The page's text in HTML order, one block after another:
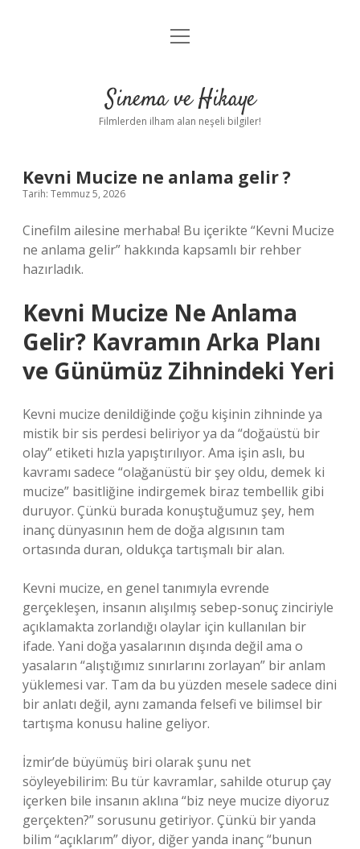
Gizlilik Politikası
Yasal Uyarı
menüyü
Sinema ve Hikaye
Filmlerden ilham alan neşeli bilgiler!
Kevni Mucize ne anlama gelir ?
Tarih: Temmuz 5, 2026
Cinefilm ailesine merhaba! Bu içerikte “Kevni Mucize
ne anlama gelir” hakkında kapsamlı bir rehber
hazırladık.
Kevni Mucize Ne Anlama
Gelir? Kavramın Arka Planı
ve Günümüz Zihnindeki Yeri
Kevni mucize denildiğinde çoğu kişinin zihninde ya
mistik bir sis perdesi beliriyor ya da “doğaüstü bir
olay” etiketi hızla yapıştırılıyor. Ama işin aslı, bu
kavramı sadece “olağanüstü bir şey oldu, demek ki
mucize” basitliğine indirgemek biraz tembellik gibi
duruyor. Çünkü burada konuştuğumuz şey, hem
inanç dünyasının hem de doğa algısının tam
ortasında duran, oldukça tartışmalı bir alan.
Kevni mucize, en genel tanımıyla evrende
gerçekleşen, insanın alışılmış sebep-sonuç zinciriyle
açıklamakta zorlandığı olaylar için kullanılan bir
ifade. Yani doğa yasalarının dışında değil ama o
yasaların “alıştığımız sınırlarını zorlayan” bir anlam
yüklemesi var. Tam da bu yüzden mesele sadece dini
bir anlatı değil, aynı zamanda felsefi ve bilimsel bir
tartışma konusu haline geliyor.
İzmir’de büyümüş biri olarak şunu net
söyleyebilirim: Bu tür kavramlar, sahilde oturup çay
içerken bile insanın aklına “biz neye mucize diyoruz
gerçekten?” sorusunu getiriyor. Çünkü bir yanda
bilim “açıklarım” diyor, diğer yanda inanç “bunun